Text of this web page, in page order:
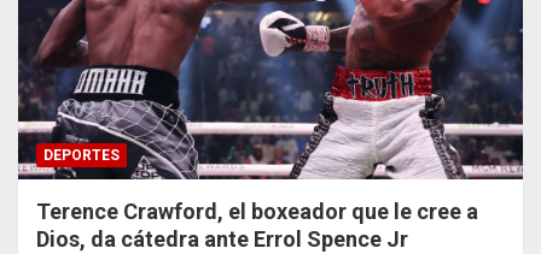
DEPORTES
Terence Crawford, el boxeador que le cree a
Dios, da cátedra ante Errol Spence Jr